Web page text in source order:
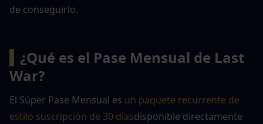
de conseguirlo.
¿Qué es el Pase Mensual de Last
War?
El Súper Pase Mensual es un paquete recurrente de
estilo suscripción de 30 díasdisponible directamente